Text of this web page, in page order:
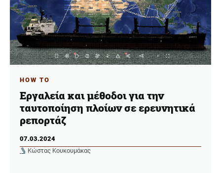
HOW TO
Εργαλεία και μέθοδοι για την
ταυτοποίηση πλοίων σε ερευνητικά
ρεπορτάζ
07.03.2024
Κώστας Κουκουμάκας